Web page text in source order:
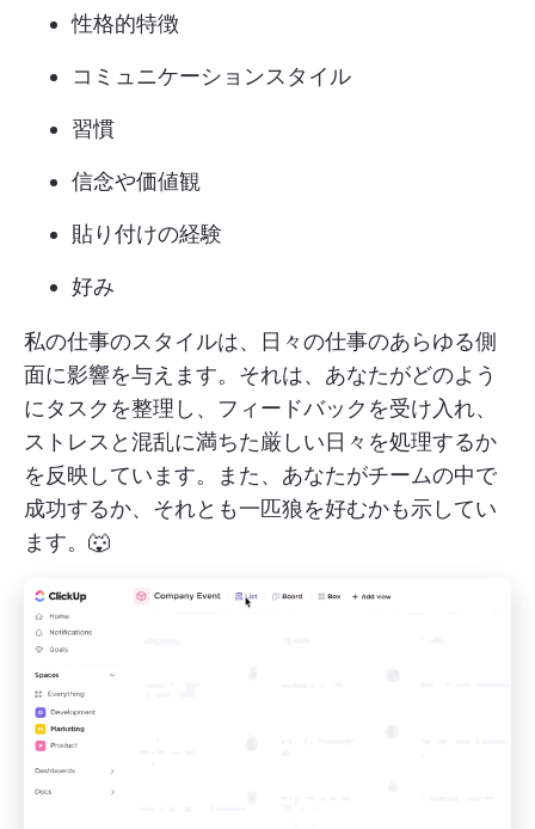
性格的特徴
コミュニケーションスタイル
習慣
信念や価値観
貼り付けの経験
好み
私の仕事のスタイルは、日々の仕事のあらゆる側
面に影響を与えます。それは、あなたがどのよう
にタスクを整理し、フィードバックを受け入れ、
ストレスと混乱に満ちた厳しい日々を処理するか
を反映しています。また、あなたがチームの中で
成功するか、それとも一匹狼を好むかも示してい
ます。🐺